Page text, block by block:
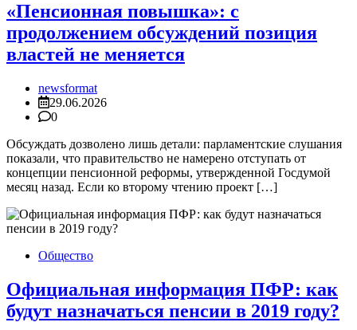
«Пенсионная повышка»: с
продолжением обсуждений позиция
властей не меняется
newsformat
29.06.2026
0
Обсуждать дозволено лишь детали: парламентские слушания
показали, что правительство не намерено отступать от
концепции пенсионной реформы, утвержденной Госдумой
месяц назад. Если ко второму чтению проект […]
Общество
Официальная информация ПФР: как
будут назначаться пенсии в 2019 году?